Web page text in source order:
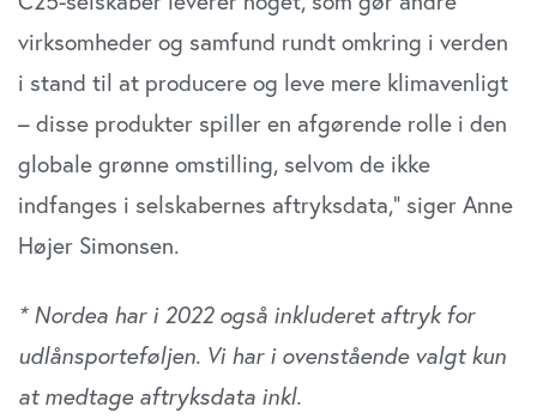
virksomheder og samfund rundt omkring i verden
i stand til at producere og leve mere klimavenligt
– disse produkter spiller en afgørende rolle i den
globale grønne omstilling, selvom de ikke
indfanges i selskabernes aftryksdata,” siger Anne
Højer Simonsen.
* Nordea har i 2022 også inkluderet aftryk for
udlånsporteføljen. Vi har i ovenstående valgt kun
at medtage aftryksdata inkl.